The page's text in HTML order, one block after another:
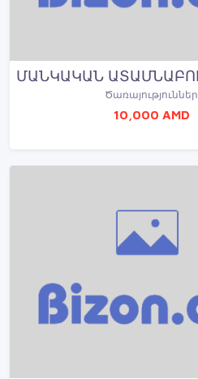
Ծառայություններ
10,000 AMD